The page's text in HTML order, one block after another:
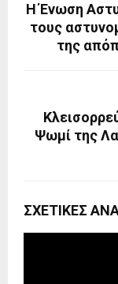
Η Ένωση
τους
της
Ψωμί της
ΣΧΕΤΙΚΈΣ